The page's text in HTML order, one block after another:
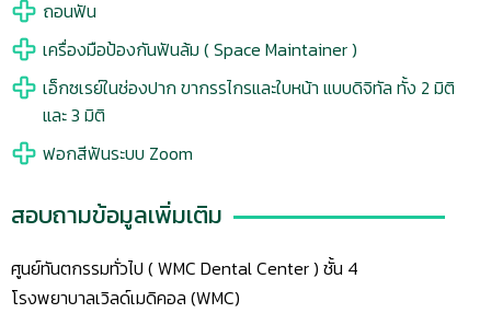
ถอนฟัน
เครื่องมือป้องกันฟันล้ม ( Space Maintainer )
เอ็กซเรย์ในช่องปาก ขากรรไกรและใบหน้า แบบดิจิทัล ทั้ง 2 มิติ
และ 3 มิติ
ฟอกสีฟันระบบ Zoom
สอบถามข้อมูลเพิ่มเติม
ศูนย์ทันตกรรมทั่วไป ( WMC Dental Center ) ชั้น 4
โรงพยาบาลเวิลด์เมดิคอล (WMC)